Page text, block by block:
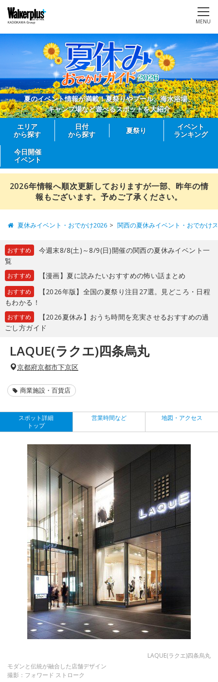
MENU
夏のイベント情報が満載！夏祭りやプール、海水浴場、
キャンプ場など遊べるスポットを大紹介
エリア
から探す
日付
から探す
夏祭り
イベント
ランキング
今日開催
イベント
2026年情報へ順次更新しておりますが一部、昨年の情
報もございます。予めご了承ください。
夏休みイベント・おでかけ2026 関西の夏休みイベント・おでかけ
おすすめ
今週末8/8(土)～8/9(日)開催の関西の夏休みイベント一
覧
おすすめ 【漫画】夏に読みたいおすすめの怖い話まとめ
おすすめ
【2026年版】全国の夏祭り注目27選。見どころ・日程
もわかる！
おすすめ
【2026夏休み】おうち時間を充実させるおすすめの過
ごし方ガイド
LAQUE(ラクエ)四条烏丸
京都府京都市下京区
商業施設・百貨店
スポット詳細
トップ
営業時間など 地図・アクセス
LAQUE(ラクエ)四条烏丸
モダンと伝統が融合した店舗デザイン
撮影：フォワード ストローク